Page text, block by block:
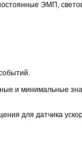
ЭМП,
и минимальные
для датчика